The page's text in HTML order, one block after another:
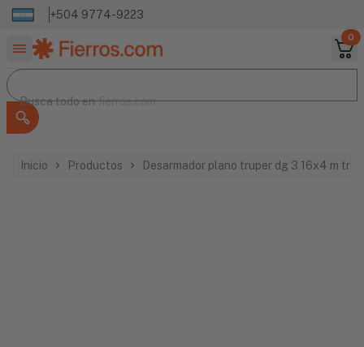
+504 9774-9223
0
Buscar productos
Busca todo en
Busca todo enfierros.com
Inicio Productos Desarmador plano truper dg 3 16x4 m